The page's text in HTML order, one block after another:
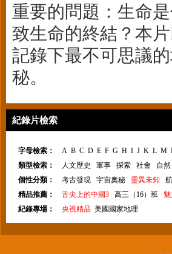
重要的問題：生命
致生命的終結？本
記錄下最不可思議
秘。
紀錄片檢索
字母檢索： A B C D E F G H I J K L M
類型檢索：
人文歷史 軍事 探索 社會 自然
個性分類：
考古發現 宇宙奧秘 靈異未知
精品推薦：
舌尖上的中國3 高三（16）班
紀錄專場：
央視精品 美國國家地理